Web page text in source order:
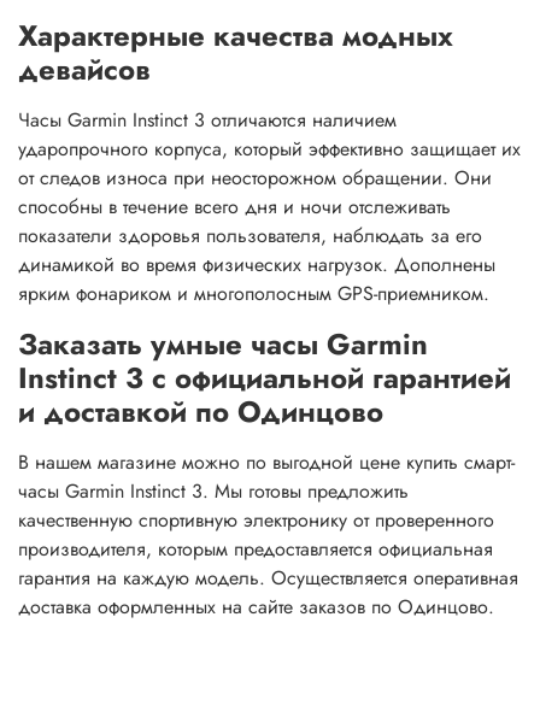
Характерные качества модных
девайсов
Часы Garmin Instinct 3 отличаются наличием
ударопрочного корпуса, который эффективно защищает их
от следов износа при неосторожном обращении. Они
способны в течение всего дня и ночи отслеживать
показатели здоровья пользователя, наблюдать за его
динамикой во время физических нагрузок. Дополнены
ярким фонариком и многополосным GPS-приемником.
Заказать умные часы Garmin
Instinct 3 с официальной гарантией
и доставкой по Одинцово
В нашем магазине можно по выгодной цене купить смарт-
часы Garmin Instinct 3. Мы готовы предложить
качественную спортивную электронику от проверенного
производителя, которым предоставляется официальная
гарантия на каждую модель. Осуществляется оперативная
доставка оформленных на сайте заказов по Одинцово.